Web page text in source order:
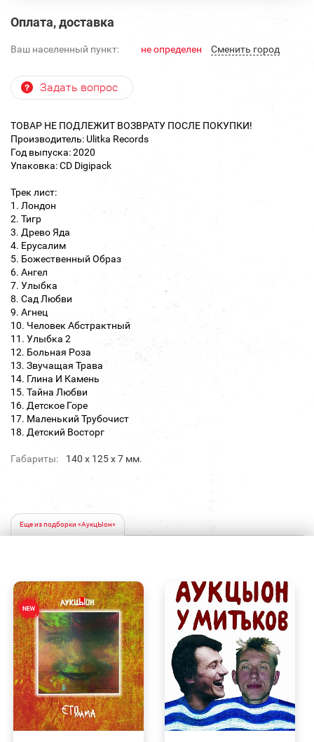
Оплата, доставка
Ваш населенный пункт: не определен Cменить город
Задать вопрос
ТОВАР НЕ ПОДЛЕЖИТ ВОЗВРАТУ ПОСЛЕ ПОКУПКИ!
Производитель: Ulitka Records
Год выпуска: 2020
Упаковка: CD Digipack
Трек лист:
1. Лондон
2. Тигр
3. Древо Яда
4. Ерусалим
5. Божественный Образ
6. Ангел
7. Улыбка
8. Сад Любви
9. Агнец
10. Человек Абстрактный
11. Улыбка 2
12. Больная Роза
13. Звучащая Трава
14. Глина И Камень
15. Тайна Любви
16. Детское Горе
17. Маленький Трубочист
18. Детский Восторг
Габариты: 140 х 125 х 7 мм.
Еще из подборки «АукцЫон»